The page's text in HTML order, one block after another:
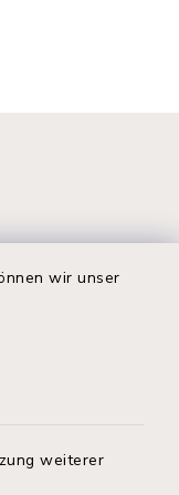
wir unser
weiterer